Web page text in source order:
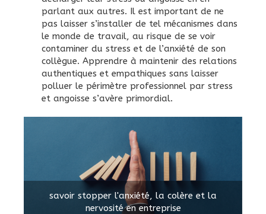
parlant aux autres. Il est important de ne
pas laisser s’installer de tel mécanismes dans
le monde de travail, au risque de se voir
contaminer du stress et de l’anxiété de son
collègue. Apprendre à maintenir des relations
authentiques et empathiques sans laisser
polluer le périmètre professionnel par stress
et angoisse s’avère primordial.
savoir stopper l'anxiété, la colère et la
nervosité en entreprise